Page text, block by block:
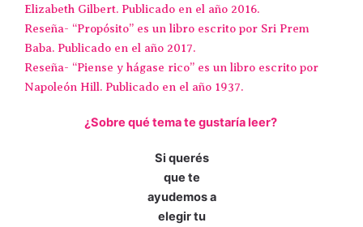
Elizabeth Gilbert. Publicado en el año 2016.
Reseña- “Propósito” es un libro escrito por Sri Prem
Baba. Publicado en el año 2017.
Reseña- “Piense y hágase rico” es un libro escrito por
Napoleón Hill. Publicado en el año 1937.
¿Sobre qué tema te gustaría leer?
Si querés
que te
ayudemos a
elegir tu